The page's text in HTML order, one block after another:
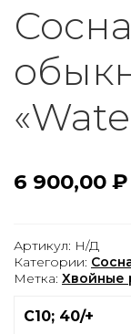
Сосна
6 900,00 ₽
Артикул: Н/Д
Категории:
Метка: Хвойные
С10; 40/+